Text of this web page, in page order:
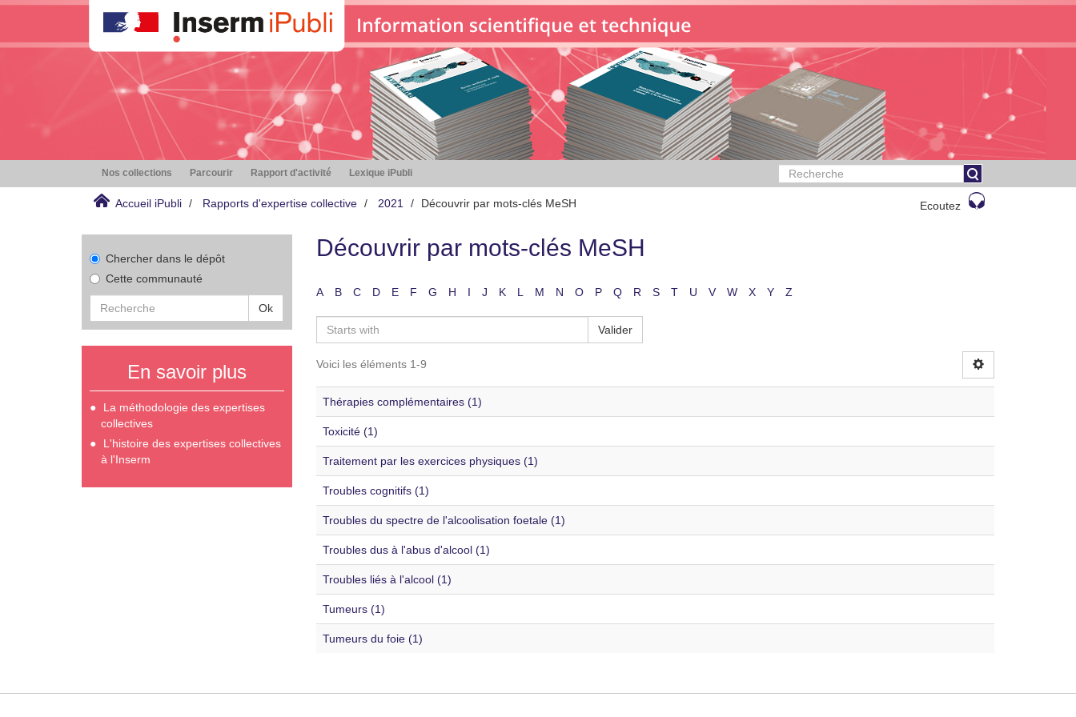
Nos collections Parcourir Rapport d'activité Lexique iPubli
Accueil iPubli Rapports d'expertise collective 2021 Découvrir par mots-clés MeSH Ecoutez
Chercher dans le dépôt
Cette communauté
Ok
En savoir plus
La méthodologie des expertises
collectives
L'histoire des expertises collectives
à l'Inserm
Découvrir par mots-clés MeSH
A B C D E F G H I J K L M N O P Q R S T U V W X Y Z
Valider
Voici les éléments 1-9
Thérapies complémentaires (1)
Toxicité (1)
Traitement par les exercices physiques (1)
Troubles cognitifs (1)
Troubles du spectre de l'alcoolisation foetale (1)
Troubles dus à l'abus d'alcool (1)
Troubles liés à l'alcool (1)
Tumeurs (1)
Tumeurs du foie (1)